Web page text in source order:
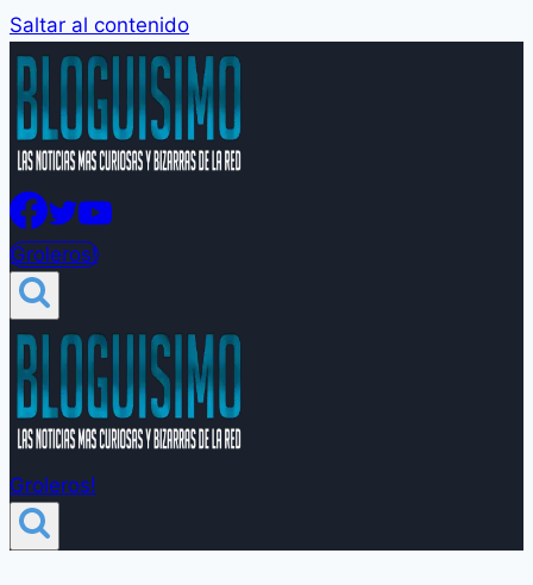
Saltar al contenido
Groleros!
Groleros!